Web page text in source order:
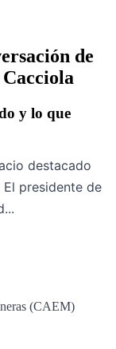
de
y lo que
destacado
presidente de
(CAEM)